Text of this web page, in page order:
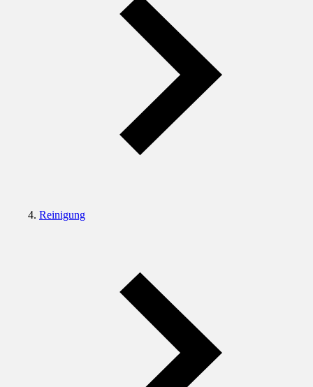
Reinigung